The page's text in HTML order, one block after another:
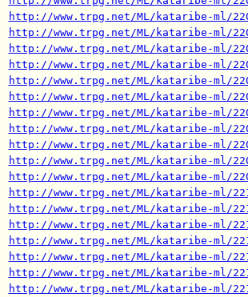
http://www.trpg.net/ML/kataribe-ml/
http://www.trpg.net/ML/kataribe-ml/
http://www.trpg.net/ML/kataribe-ml/
http://www.trpg.net/ML/kataribe-ml/
http://www.trpg.net/ML/kataribe-ml/
http://www.trpg.net/ML/kataribe-ml/
http://www.trpg.net/ML/kataribe-ml/
http://www.trpg.net/ML/kataribe-ml/
http://www.trpg.net/ML/kataribe-ml/
http://www.trpg.net/ML/kataribe-ml/
http://www.trpg.net/ML/kataribe-ml/
http://www.trpg.net/ML/kataribe-ml/
http://www.trpg.net/ML/kataribe-ml/
http://www.trpg.net/ML/kataribe-ml/
http://www.trpg.net/ML/kataribe-ml/
http://www.trpg.net/ML/kataribe-ml/
http://www.trpg.net/ML/kataribe-ml/
http://www.trpg.net/ML/kataribe-ml/